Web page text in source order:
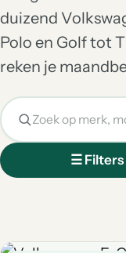
duizend
Polo en Golf tot
reken je
☰ Filters